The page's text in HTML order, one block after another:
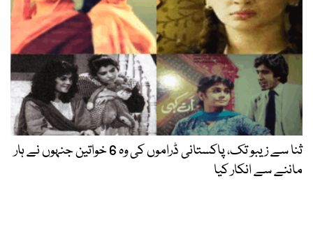
ثنا سے زیبو تک، پاکستانی ڈراموں کی وہ 6 خواتین جنہوں نے ہار
ماننے سے انکار کیا